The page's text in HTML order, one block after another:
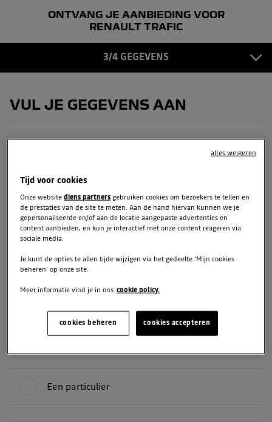
ONTVANG JE AANBIEDING VOOR
RENAULT TRAFIC
3/4 GEGEVENS
GEGEVENS
VUL JE GEGEVENS AAN
Achternaam
Een particulier
Tijd voor cookies
Onze websitediens partners gebruiken cookies om bezoekers te tellen en
de prestaties van de site te meten. Aan de hand hiervan kunnen we je
gepersonaliseerde en/of aan de locatie aangepaste advertenties en
content aanbieden, en kun je interactief met onze content reageren via
sociale media.
Je kunt de opties te allen tijde wijzigen via het gedeelte 'Mijn cookies
beheren' op onze site.
Meer informatie vind je in ons cookie policy.
cookies accepteren
cookies beheren
alles weigeren